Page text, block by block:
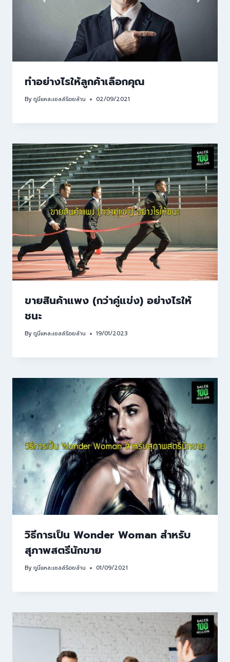
ทำอย่างไรให้ลูกค้าเลือกคุณ
Byกูนี่แหละเซลล์ร้อยล้าน 02/09/2021
ขายสินค้าแพง (กว่าคู่แข่ง) อย่างไรให้
ชนะ
Byกูนี่แหละเซลล์ร้อยล้าน 19/01/2023
วิธีการเป็น Wonder Woman สำหรับ
สุภาพสตรีนักขาย
Byกูนี่แหละเซลล์ร้อยล้าน 01/09/2021